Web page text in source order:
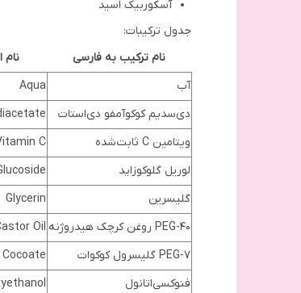
آسکوربیک اسید
جدول ترکیبات:
نام ترکیب به فارسی
آب
Aqua
دی‌سدیم کوکوآمفو دی‌استات
ویتامین C ثابت‌شده
C
لوریل گلوکوزاید
گلیسرین
Glycerin
PEG-40 روغن کرچک هیدروژنه
Oil
PEG-7 گلیسرول کوکوات
Cocoate
فنوکسی‌اتانول